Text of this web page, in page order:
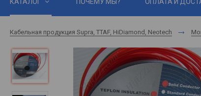
Кабельная продукция Supra, TTAF, HiDiamond, Neotech